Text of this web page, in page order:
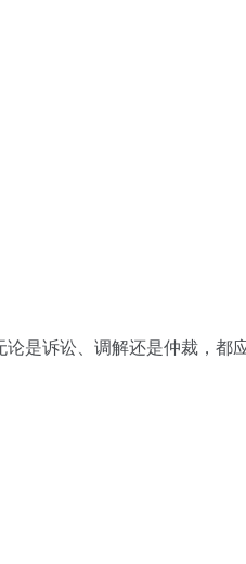
是诉讼、调解还是仲裁，都